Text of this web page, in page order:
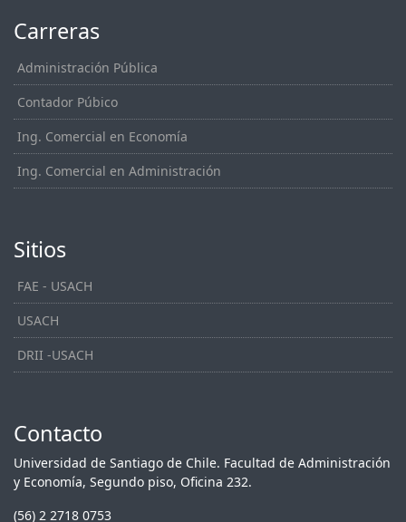
Carreras
Administración Pública
Contador Púbico
Ing. Comercial en Economía
Ing. Comercial en Administración
Sitios
FAE - USACH
USACH
DRII -USACH
Contacto
Universidad de Santiago de Chile. Facultad de Administración
y Economía, Segundo piso, Oficina 232.
(56) 2 2718 0753